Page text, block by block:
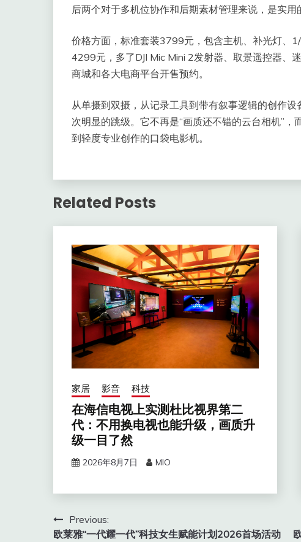
后两个对于多机位协作和后期素材管理来说，是实用
价格方面，标准套装3799元，包含主机、补光灯、
4299元，多了DJI Mic Mini 2发射器、取景遥控器、
商城和各大电商平台开售预约。
从单摄到双摄，从记录工具到带有叙事逻辑的创作
次明显的跳级。它不再是“画质还不错的云台相机”
到轻度专业创作的口袋电影机。
Related Posts
家居 影音 科技
在海信电视上实测杜比视界第二
代：不用换电视也能升级，画质升
级一目了然
2026年8月7日 MIO
文 Previous:
欧莱雅“一代耀一代”科技女生赋能计划2026首场活动